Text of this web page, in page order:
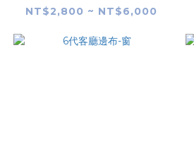
NT$2,800 ~ NT$6,000